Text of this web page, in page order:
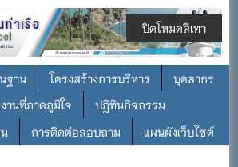
ฐาน โครงสร้างการบริหาร
บุคลากร
านที่ภาคภูมิใจ
ปฎิทินกิจกรรม
การติดต่อสอบถาม แผนผังเว็บไซต์
ปิดโหมดสีเทา